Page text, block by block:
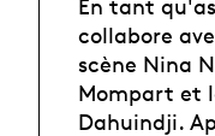
En tant
collabore
scène Nina
Mompart et
Dahuindji.